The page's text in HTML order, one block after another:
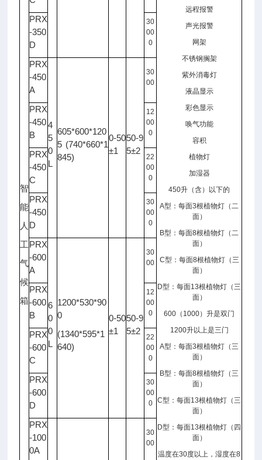
智
能
人
工
气
候
箱
远程报警
声光报警
网架
不锈钢搁架
紫外消毒灯
液晶显示
彩色显示
唤气功能
容积
植物灯
加湿器
450升（含）以下的
A型：每面3根植物灯（二
面）
B型：每面8根植物灯（二
面）
C型：每面8根植物灯（三
面）
D型：每面13根植物灯（三
面）
600 （ 1000）升是双门
1200升以上是三门
A型：每面3根植物灯（三
面）
B型：每面8根植物灯（三
面）
C型：每面13根植物灯（三
面）
D型：每面13根植物灯（四
面）
温度在30度以上，湿度在8
PRX
-350
D
30
00
0
PRX
-450
A
4
5
0
L
605*600*120
5 (740*660*1
845)
0-50
±1
50-9
5±2
30
00
PRX
-450
B
12
00
0
PRX
-450
C
22
00
0
PRX
-450
D
30
00
0
PRX
-600
A
6
0
0
L
1200*530*90
0
(1340*595*1
640)
0-50
±1
50-9
5±2
30
00
PRX
-600
B
12
00
0
PRX
-600
C
22
00
0
PRX
-600
D
30
00
0
PRX
-100
0A
30
00